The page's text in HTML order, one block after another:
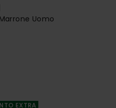
Uomo
EXTRA